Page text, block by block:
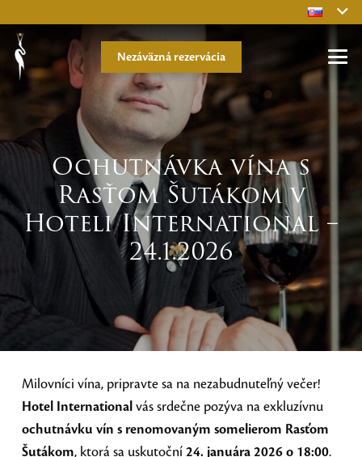
Nezáväzná rezervácia
Ochutnávka vína s
Rasťom Šutákom v
Hoteli International –
24.1.2026
Milovníci vína, pripravte sa na nezabudnuteľný večer!
Hotel International vás srdečne pozýva na exkluzívnu
ochutnávku vín s renomovaným somelierom Rasťom
Šutákom, ktorá sa uskutoční24. januára 2026 o 18:00.